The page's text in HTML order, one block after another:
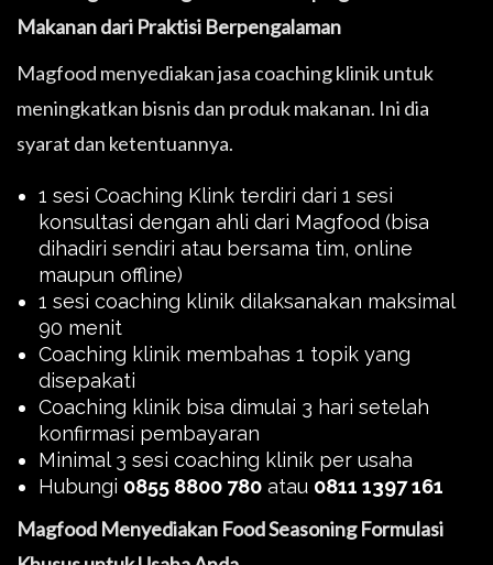
Makanan dari Praktisi Berpengalaman
Magfood menyediakan jasa coaching klinik untuk
meningkatkan bisnis dan produk makanan. Ini dia
syarat dan ketentuannya.
1 sesi Coaching Klink terdiri dari 1 sesi
konsultasi dengan ahli dari Magfood (bisa
dihadiri sendiri atau bersama tim, online
maupun offline)
1 sesi coaching klinik dilaksanakan maksimal
90 menit
Coaching klinik membahas 1 topik yang
disepakati
Coaching klinik bisa dimulai 3 hari setelah
konfirmasi pembayaran
Minimal 3 sesi coaching klinik per usaha
Hubungi 0855 8800 780 atau 0811 1397 161
Magfood Menyediakan Food Seasoning Formulasi